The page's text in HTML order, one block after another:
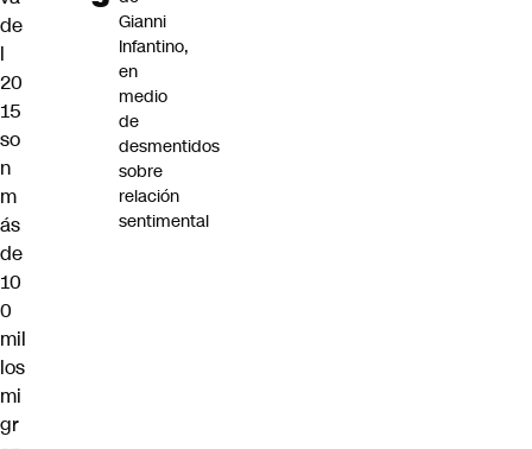
de
l
20
15
so
n
m
ás
de
10
0
mil
los
mi
gr
Gianni
Infantino,
en
medio
de
desmentidos
sobre
relación
sentimental